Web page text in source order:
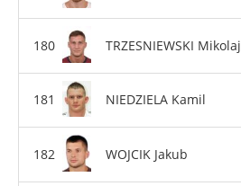
TRZESNIEWSKI Mikolaj
NIEDZIELA Kamil
WOJCIK Jakub